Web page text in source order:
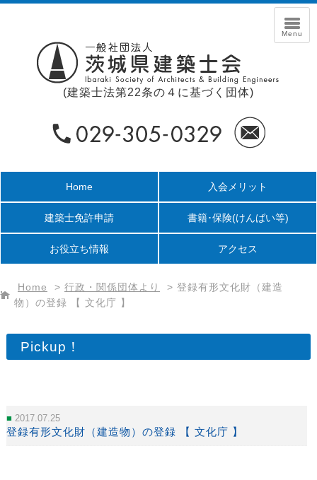
(建築士法第22条の４に基づく団体)
Home 入会メリット
建築士免許申請 書籍･保険(けんばい等)
お役立ち情報 アクセス
Home > 行政・関係団体より > 登録有形文化財（建造
物）の登録 【 文化庁 】
Pickup！
2017.07.25
登録有形文化財（建造物）の登録 【 文化庁 】